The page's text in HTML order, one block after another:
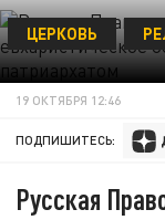
ЦЕРКОВЬ
19 ОКТЯБРЯ 12:46
ПОДПИШИТЕСЬ:
Русская